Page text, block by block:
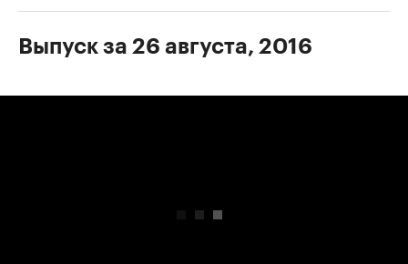
Выпуск за 26 августа, 2016